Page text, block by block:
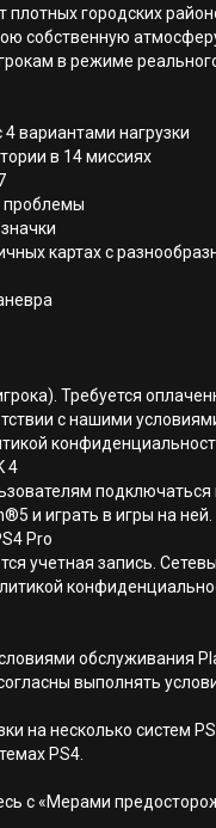
плотных городских
собственную
в режиме
вариантами нагрузки
в 14 миссиях
проблемы
картах с
Требуется
с нашими
4
и играть в игры на ней.
Pro
учетная запись.
выполнять
на несколько систем
PS4.
с «Мерами